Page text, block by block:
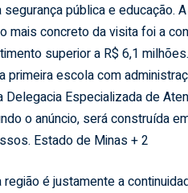
pública e educação.
mais concreto da visita foi a
superior a R$ 6,1
escola com
Delegacia Especializada de
o anúncio, será construída
Estado de Minas + 2
é justamente a